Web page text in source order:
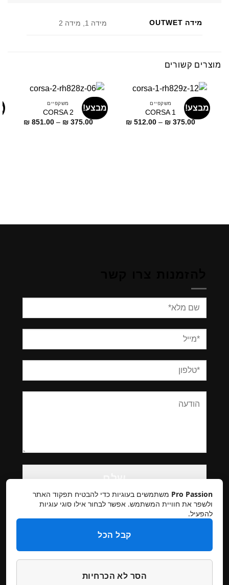
מידה OUTWET מידה 1, מידה 2
מוצרים קשורים
מבצע!
משקפיים
CORSA 1
₪ 375.00
–
₪ 512.00
דילוג
מבצע!
משקפיים
CORSA 2
₪375.00
–
₪851.00
Please
leave
this
field
empty.
מדיניות פרטיות ביטולים והחזרות
Pro Passion משתמשים בעוגיות כדי להבטיח תפקוד האתר
ולשפר את חוויית המשתמש. אפשר לבחור אילו סוגי עוגיות
להפעיל.
קבל הכל
הסר לא הכרחיות